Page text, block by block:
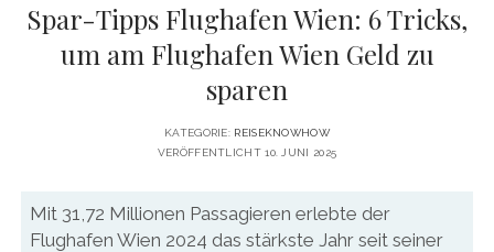
Spar-Tipps Flughafen Wien: 6 Tricks,
um am Flughafen Wien Geld zu
sparen
KATEGORIE: REISEKNOWHOW
VERÖFFENTLICHT 10. JUNI 2025
Mit 31,72 Millionen Passagieren erlebte der
Flughafen Wien 2024 das stärkste Jahr seit seiner